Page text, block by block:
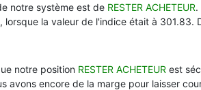
notre système est de RESTER ACHETEUR.
la valeur de l'indice était à 301.83.
notre position RESTER ACHETEUR est
avons encore de la marge pour laisser